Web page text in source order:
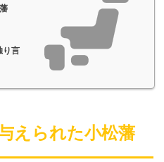
り言
えられた小松藩